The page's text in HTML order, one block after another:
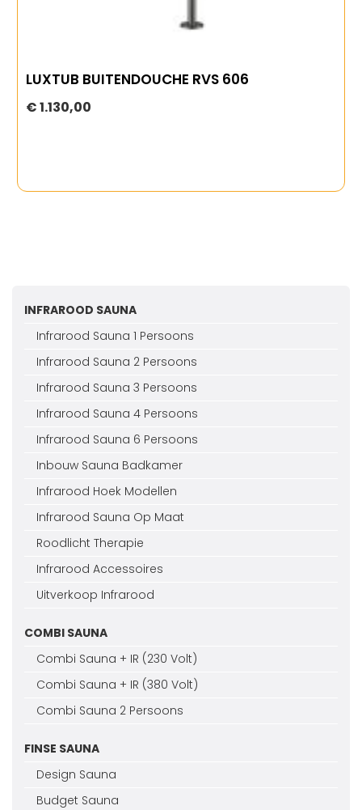
LUXTUB BUITENDOUCHE RVS 606
€ 1.130,00
INFRAROOD SAUNA
Infrarood Sauna 1 Persoons
Infrarood Sauna 2 Persoons
Infrarood Sauna 3 Persoons
Infrarood Sauna 4 Persoons
Infrarood Sauna 6 Persoons
Inbouw Sauna Badkamer
Infrarood Hoek Modellen
Infrarood Sauna Op Maat
Roodlicht Therapie
Infrarood Accessoires
Uitverkoop Infrarood
COMBI SAUNA
Combi Sauna + IR (230 Volt)
Combi Sauna + IR (380 Volt)
Combi Sauna 2 Persoons
FINSE SAUNA
Design Sauna
Budget Sauna